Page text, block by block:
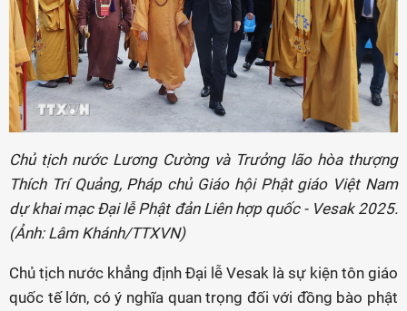
Chủ tịch nước Lương Cường và Trưởng lão hòa thượng
Thích Trí Quảng, Pháp chủ Giáo hội Phật giáo Việt Nam
dự khai mạc Đại lễ Phật đản Liên hợp quốc - Vesak 2025.
(Ảnh: Lâm Khánh/TTXVN)
Chủ tịch nước khẳng định Đại lễ Vesak là sự kiện tôn giáo
quốc tế lớn, có ý nghĩa quan trọng đối với đồng bào phật